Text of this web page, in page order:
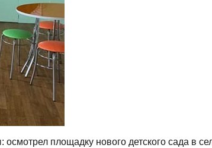
площадку нового детского сада в